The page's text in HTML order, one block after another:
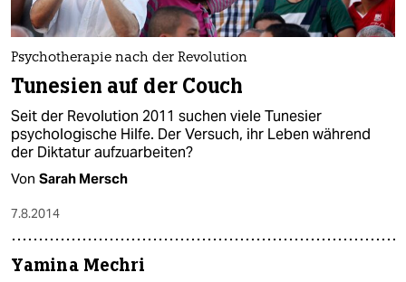
genossenschaft
Psychotherapie nach der Revolution
Tunesien auf der Couch
Seit der Revolution 2011 suchen viele Tunesier
psychologische Hilfe. Der Versuch, ihr Leben während
der Diktatur aufzuarbeiten?
Von Sarah Mersch
7.8.2014
Yamina Mechri